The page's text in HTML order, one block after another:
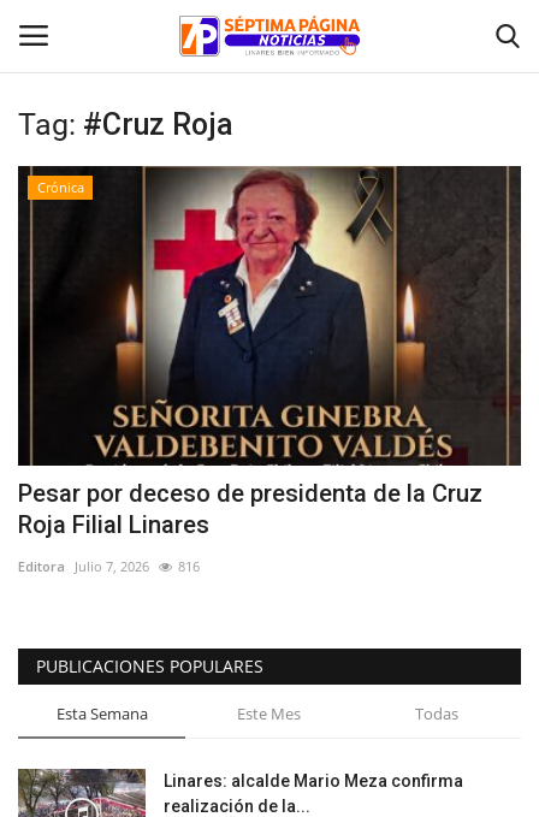
Inicio
Política
Espectáculos
Tag: #Cruz Roja
Crónica
Pesar por deceso de presidenta de la Cruz
Roja Filial Linares
Editora Julio 7, 2026 816
PUBLICACIONES POPULARES
Esta Semana Este Mes Todas
Linares: alcalde Mario Meza confirma
realización de la...